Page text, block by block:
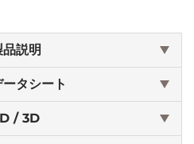
品説明
タシート
/ 3D